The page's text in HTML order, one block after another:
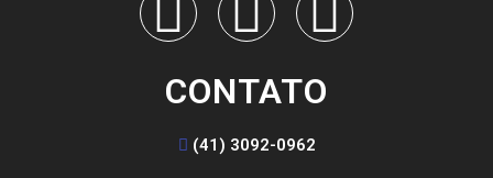
CONTATO
(41) 3092-0962